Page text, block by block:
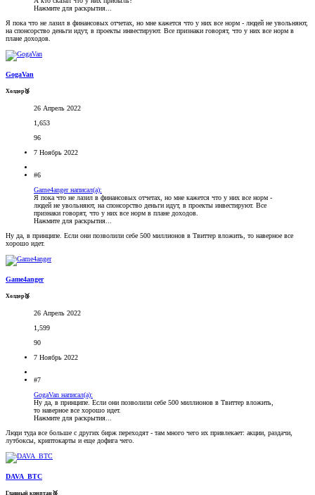
Нажмите для раскрытия...
Я пока что не лазил в финансовых отчетах, но мне кажется что у них все норм - людей не увольняют,
на спонсорство деньги идут, в проекты инвестируют. Все признаки говорят, что у них все норм в
плане доходов.
GogaVan
Холдер🥉
26 Апрель 2022
1,653
96
7 Ноябрь 2022
#6
Game4anger написал(а):
Я пока что не лазил в финансовых отчетах, но мне кажется что у них все норм -
людей не увольняют, на спонсорство деньги идут, в проекты инвестируют. Все
признаки говорят, что у них все норм в плане доходов.
Нажмите для раскрытия...
Ну да, в принципе. Если они позволили себе 500 миллионов в Твиттер вложить, то наверное все
хорошо идет.
Game4anger
Холдер🥉
26 Апрель 2022
1,599
90
7 Ноябрь 2022
#7
GogaVan написал(а):
Ну да, в принципе. Если они позволили себе 500 миллионов в Твиттер вложить,
то наверное все хорошо идет.
Нажмите для раскрытия...
Люди туда все больше с других бирж переходят - там много чего их привлекает: акции, раздачи,
лутбоксы, криптокарты и еще дофига чего.
DAVA_BTC
Главный криптан🥈